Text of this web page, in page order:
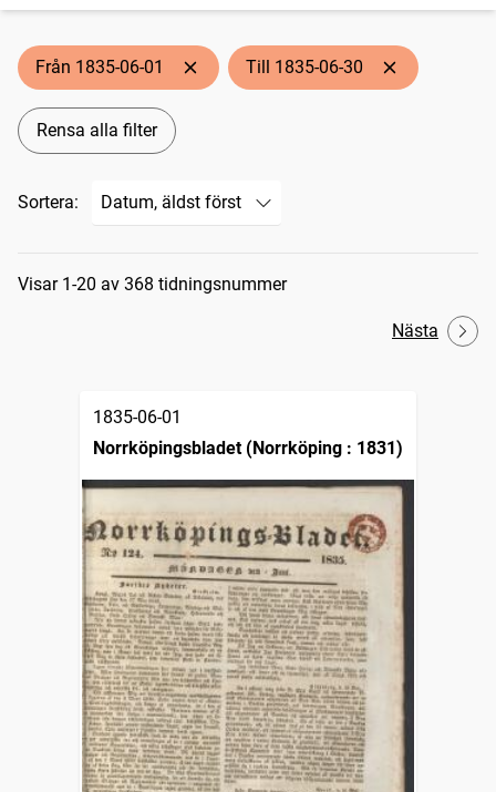
Från 1835-06-01 Till 1835-06-30
Rensa alla filter
Sortera:
Sökresultat
Visar 1-20 av 368 tidningsnummer
Nästa
1835-06-01
Norrköpingsbladet (Norrköping : 1831)